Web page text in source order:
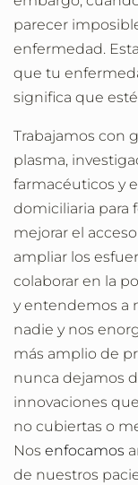
parecer
enfermedad.
que tu
significa que
Trabajamos con
plasma,
farmacéuticos y
domiciliaria para
mejorar el
ampliar los
colaborar en la
y entendemos a
nadie y nos
más amplio de
nunca dejamos
innovaciones que
no cubiertas o
Nos enfocamos
de nuestros